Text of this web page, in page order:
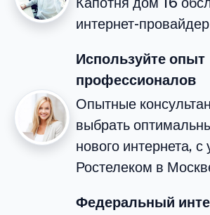
интернет-
Используйте опыт
профессионалов
Опытные
выбрать
нового интернета, с
Ростелеком в
Федеральный